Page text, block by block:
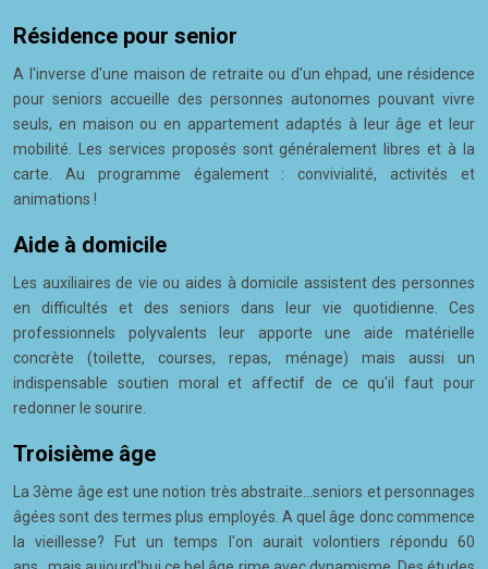
Résidence pour senior
A l'inverse d'une maison de retraite ou d'un ehpad, une résidence
pour seniors accueille des personnes autonomes pouvant vivre
seuls, en maison ou en appartement adaptés à leur âge et leur
mobilité. Les services proposés sont généralement libres et à la
carte. Au programme également : convivialité, activités et
animations !
Aide à domicile
Les auxiliaires de vie ou aides à domicile assistent des personnes
en difficultés et des seniors dans leur vie quotidienne. Ces
professionnels polyvalents leur apporte une aide matérielle
concrète (toilette, courses, repas, ménage) mais aussi un
indispensable soutien moral et affectif de ce qu'il faut pour
redonner le sourire.
Troisième âge
La 3ème âge est une notion très abstraite...seniors et personnages
âgées sont des termes plus employés. A quel âge donc commence
la vieillesse? Fut un temps l'on aurait volontiers répondu 60